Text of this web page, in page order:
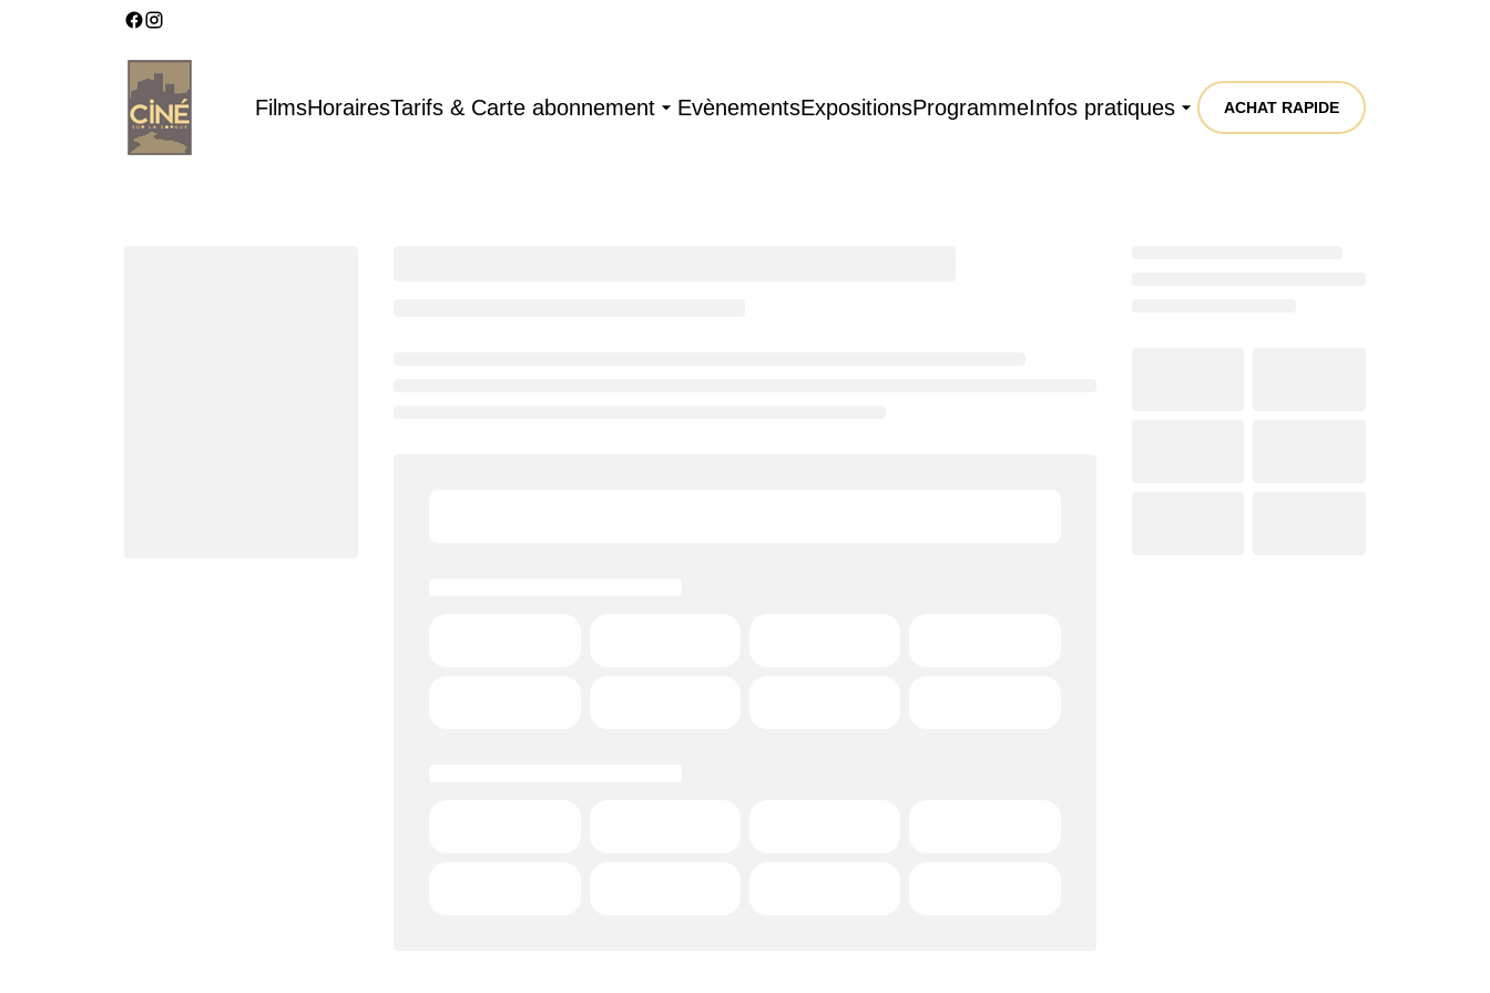
FilmsHorairesTarifs & Carte abonnement EvènementsExpositionsProgrammeInfos pratiques ACHAT RAPIDE